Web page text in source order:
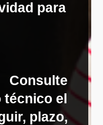
para
técnico el
plazo,